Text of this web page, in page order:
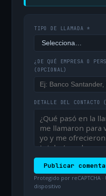
TIPO DE LLAMADA *
¿DE QUÉ EMPRESA O
(OPCIONAL)
DETALLE DEL CONTACTO
Publicar
Protegido por reCAPTCHA
dispositivo